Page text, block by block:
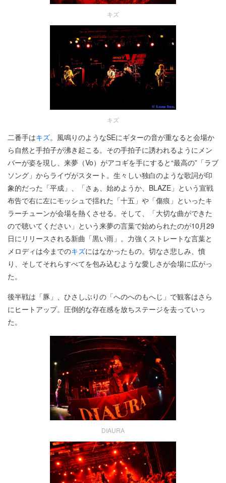
キズ
キズ
二番手はキズ。風鳴りのようなSEにギターの音が重なると会場か
ら自然と手拍子が沸き起こる。その手拍子に誘われるようにメン
バーが姿を現し、来夢（Vo）がアコギを手にすると“最高の”「ラブ
ソング」からライヴがスタート。生々しい独白のような歌詞が印
象的だった「平成」、「さぁ、始めようか、BLAZE」という宣戦
布告で右に左にモッシュで揺れた「十五」や「傷痕」といったキ
ラーチューンが会場を熱くさせる。そして、「大切な曲ができた
ので聴いてください」という来夢の言葉で始められたのが10月29
日にリリースされる新曲「黒い雨」。力強くストレートな言葉と
メロディは今までのキズにはなかったもの。切なさ悲しみ、憤
り、そしてそれらすべてを包み込むような愛しさが会場に広がっ
た。
後半戦は「豚」、ひさしぶりの「へのへのもへじ」で観客はさら
にヒートアップ。圧倒的な存在感を放ちステージを去っていっ
た。
DIAURA